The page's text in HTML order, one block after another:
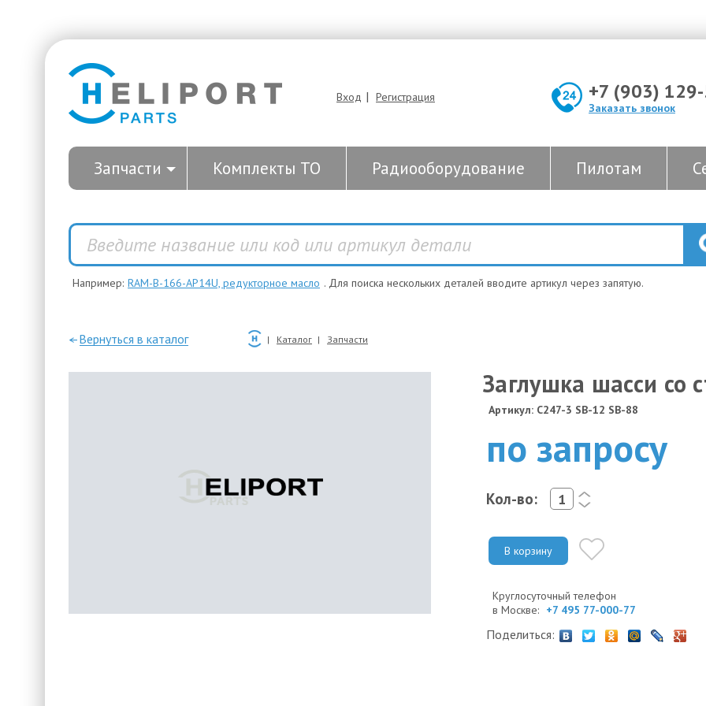
Вход | Регистрация +7 (903)
Заказать звонок
Запчасти Комплекты ТО Радиооборудование Пилотам
Например: RAM-B-166-AP14U, редукторное масло . Для поиска нескольких деталей вводите артикул через запятую.
—Вернуться в каталог Каталог Запчасти
Заглушка шасси со
Артикул: C247-3 SB-12 SB-88
по запросу
Кол-во:
<
>
В корзину
Круглосуточный телефон
в Москве: +7 495 77-000-77
Поделиться: